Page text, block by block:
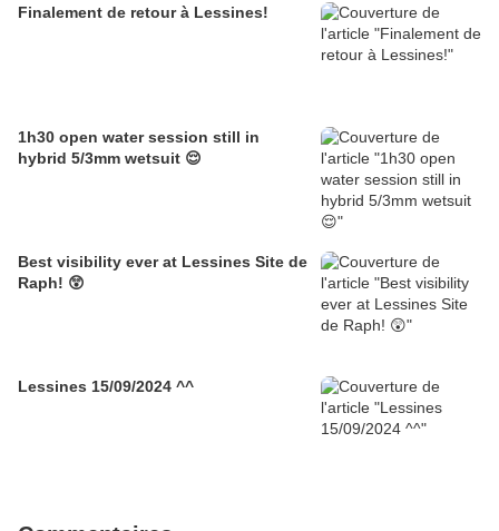
Finalement de retour à Lessines!
1h30 open water session still in
hybrid 5/3mm wetsuit 😌
Best visibility ever at Lessines Site de
Raph! 😲
Lessines 15/09/2024 ^^